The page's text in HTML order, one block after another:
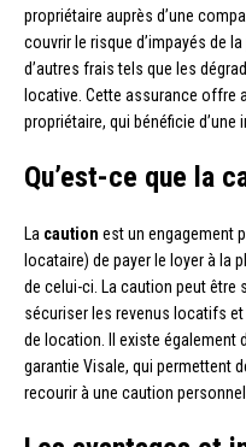
propriétaire auprès d’une
couvrir le risque d’impayés de
d’autres frais tels que les
locative. Cette assurance offre
propriétaire, qui bénéficie
Qu’est-ce que la
La caution est un engagement
locataire) de payer le loyer à la
de celui-ci. La caution peut être
sécuriser les revenus locatifs
de location. Il existe
garantie Visale, qui permettent
recourir à une caution